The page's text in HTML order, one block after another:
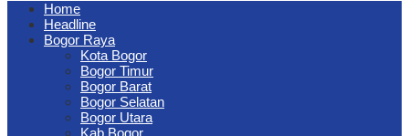
Home
Headline
Bogor Raya
Kota Bogor
Bogor Timur
Bogor Barat
Bogor Selatan
Bogor Utara